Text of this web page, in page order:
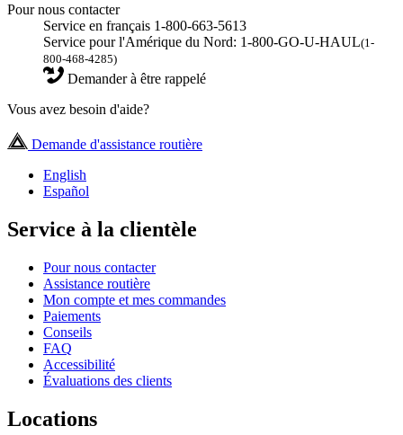
Pour nous contacter
Service en français 1-800-663-5613
Service pour l'Amérique du Nord: 1-800-GO-U-HAUL(1-
800-468-4285)
Demander à être rappelé
Vous avez besoin d'aide?
Demande d'assistance routière
English
Español
Service à la clientèle
Pour nous contacter
Assistance routière
Mon compte et mes commandes
Paiements
Conseils
FAQ
Accessibilité
Évaluations des clients
Locations